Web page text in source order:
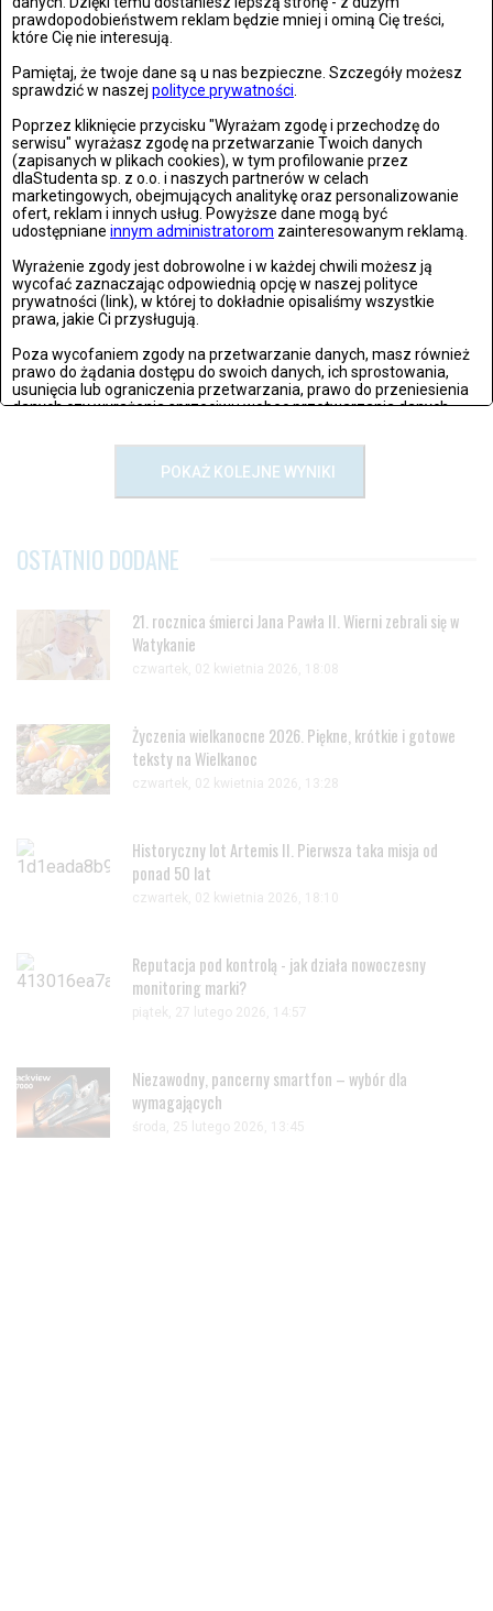
prawdopodobieństwem reklam będzie mniej i ominą Cię treści,
które Cię nie interesują.
Pamiętaj, że twoje dane są u nas bezpieczne. Szczegóły możesz
sprawdzić w naszej polityce prywatności
Poprzez kliknięcie przycisku "Wyrażam zgodę i przechodzę do
serwisu" wyrażasz zgodę na przetwarzanie Twoich danych
(zapisanych w plikach cookies), w tym profilowanie przez
dlaStudenta sp. z o.o. i naszych partnerów w celach
marketingowych, obejmujących analitykę oraz personalizowanie
ofert, reklam i innych usług. Powyższe dane mogą być
udostępniane innym administratorom zainteresowanym reklamą.
Wyrażenie zgody jest dobrowolne i w każdej chwili możesz ją
wycofać zaznaczając odpowiednią opcję w naszej polityce
prywatności (link), w której to dokładnie opisaliśmy wszystkie
prawa, jakie Ci przysługują.
Poza wycofaniem zgody na przetwarzanie danych, masz również
prawo do żądania dostępu do swoich danych, ich sprostowania,
usunięcia lub ograniczenia przetwarzania, prawo do przeniesienia
danych czy wyrażenia sprzeciwu wobec przetwarzania danych.
Jeżeli nie chcesz wyrazić zgody na przetwarzanie plików cookies,
Wyrażam zgodę i przechodzę do serwisu
Poznań: Epic Game Music 2019
Poznań 18.10.2019: Epic Game Music 2019 Fot: Tomasz
Kłuczyński/Newsello.pl
ZDJĘĆ: 38
PIĄTEK, 18 PAŹDZIERNIKAA 2019, 16:10
Poznań: PGA 2019 - dzień pierwszy
Poznań 18.10.2019: PGA 2019 - dzień pierwszy Fot: Michał
POKAŻ KOLEJNE WYNIKI
OSTATNIO DODANE
21. rocznica śmierci Jana Pawła II. Wierni zebrali się w
Watykanie
czwartek, 02 kwietnia 2026, 18:08
Życzenia wielkanocne 2026. Piękne, krótkie i gotowe
teksty na Wielkanoc
czwartek, 02 kwietnia 2026, 13:28
Historyczny lot Artemis II. Pierwsza taka misja od
ponad 50 lat
czwartek, 02 kwietnia 2026, 18:10
Reputacja pod kontrolą - jak działa nowoczesny
monitoring marki?
piątek, 27 lutego 2026, 14:57
Niezawodny, pancerny smartfon – wybór dla
wymagających
środa, 25 lutego 2026, 13:45